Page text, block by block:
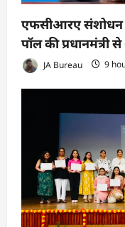
एफसीआरए संशोधन
पॉल की प्रधानमंत्री
JA Bureau 9